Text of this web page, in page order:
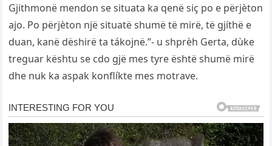
Gjithmonë mendon se situata ka qenë siç po e përjèton
ajo. Po përjèton një situatë shumë të mirë, të gjíthë e
duan, kanë dëshirë ta tákojnë.”- u shprèh Gerta, dùke
treguar kështu se cdo gjë mes tyre është shumë mirë
dhe nuk ka aspak konflíkte mes motrave.